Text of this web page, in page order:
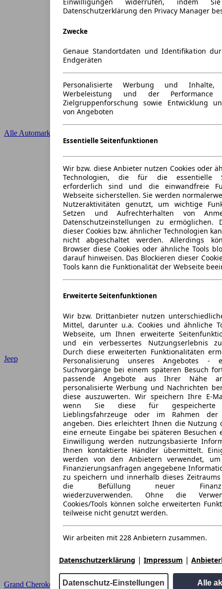
Einwilligungen widerrufen, indem
Datenschutzerklärung den Privacy Manager
Zwecke
Genaue Standortdaten und Identifikation
Endgeräten
Personalisierte Werbung und Inhalte,
Werbeleistung und der
Zielgruppenforschung sowie Entwicklung
von Angeboten
Essentielle Seitenfunktionen
Wir bzw. diese Anbieter nutzen Cookies oder
Technologien, die für die essentielle
erforderlich sind und die einwandfreie
Webseite sicherstellen. Sie werden
Nutzeraktivitäten genutzt, um wichtige
Setzen und Aufrechterhalten von
Datenschutzeinstellungen zu ermöglichen.
dieser Cookies bzw. ähnlicher Technologien
nicht abgeschaltet werden. Allerdings
Browser diese Cookies oder ähnliche Tools
darauf hinweisen. Das Blockieren dieser
Tools kann die Funktionalität der Webseite
Erweiterte Seitenfunktionen
Wir bzw. Drittanbieter nutzen
Mittel, darunter u.a. Cookies und ähnliche
Webseite, um Ihnen erweiterte
und ein verbessertes Nutzungserlebnis
Durch diese erweiterten Funktionalitäten
Personalisierung unseres Angebotes
Suchvorgänge bei einem späteren Besuch
passende Angebote aus Ihrer Nähe
personalisierte Werbung und Nachrichten
diese auszuwerten. Wir speichern Ihre E-
wenn Sie diese für gespeicherte
Lieblingsfahrzeuge oder im Rahmen der
angeben. Dies erleichtert Ihnen die Nutzung
eine erneute Eingabe bei späteren
Einwilligung werden nutzungsbasierte
Ihnen kontaktierte Händler übermittelt.
werden von den Anbietern verwendet,
Finanzierungsanfragen angegebene
zu speichern und innerhalb dieses
die Befüllung neuer
wiederzuverwenden. Ohne die
Cookies/Tools können solche erweiterten
teilweise nicht genutzt werden.
Wir arbeiten mit 228 Anbietern zusammen.
Datenschutzerklärung | Impressum |
Datenschutz-Einstellungen Alle
Alle Automarken
Jeep
Grand Cherokee